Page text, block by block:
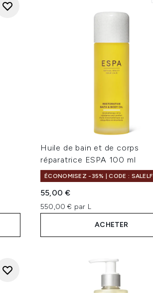
Huile de bain et de corps
réparatrice ESPA 100 ml
ÉCONOMISEZ -35% | CODE : SALELF
55,00 €
550,00 € par L
ACHETER